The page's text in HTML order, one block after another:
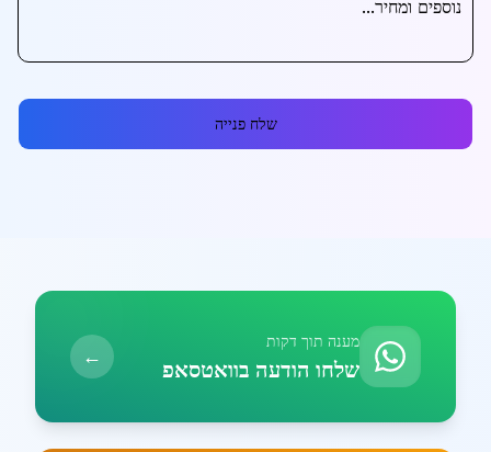
שלח פנייה
מענה תוך דקות
שלחו הודעה בוואטסאפ ←